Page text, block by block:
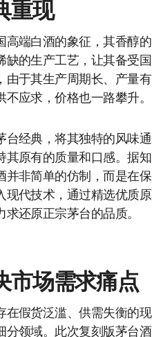
重现
高端白酒的象征，其香醇的
缺的生产工艺，让其备受国
由于其生产周期长、产量有
应求，价格也一路攀升。
台经典，将其独特的风味通
其原有的质量和口感。据知
并非简单的仿制，而是在保
现代技术，通过精选优质原
还原正宗茅台的品质。
市场需求痛点
在假货泛滥、供需失衡的现
分领域。此次复刻版茅台酒